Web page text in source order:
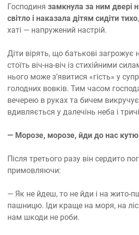
Господиня замкнула за ним двері
світло і наказала дітям сидіти тихо
хаті — напружений настрій.
Діти вірять, що батькові загрожує
стоїть віч-на-віч із стихійними
нього може з’явитися «гість» у
голодних вовків. Тим часом
вечерею в руках та бичем
вдивляється у далечінь неба і
— Морозе, морозе, йди до нас кутю
Після третього разу він сердито
примовляючи:
— Як не йдеш, то не йди і на жито-
пашницю. Іди краще на моря, на
нам шкоди не роби.